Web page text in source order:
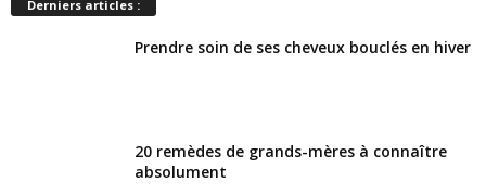
Derniers articles :
Prendre soin de ses cheveux bouclés en hiver
20 remèdes de grands-mères à connaître
absolument